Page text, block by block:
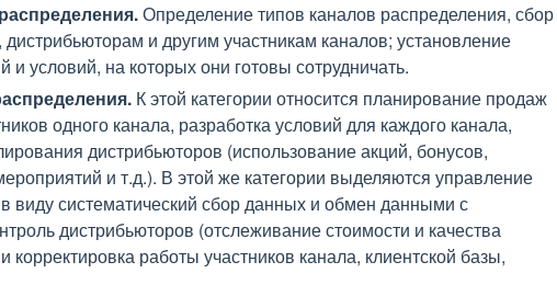
Определение типов каналов распределения, сбор
и другим участникам каналов; установление
и условий, на которых они готовы сотрудничать.
К этой категории относится планирование продаж
одного канала, разработка условий для каждого канала,
дистрибьюторов (использование акций, бонусов,
и т.д.). В этой же категории выделяются управление
виду систематический сбор данных и обмен данными с
дистрибьюторов (отслеживание стоимости и качества
корректировка работы участников канала, клиентской базы,